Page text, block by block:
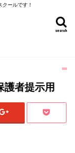
ールです！
search
者提示用